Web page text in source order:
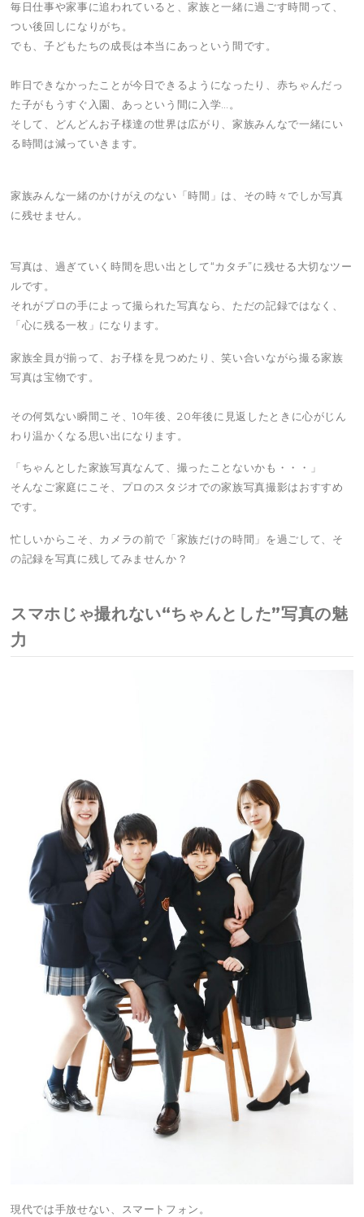
毎日仕事や家事に追われていると、家族と一緒に過ごす時間って、
つい後回しになりがち。
でも、子どもたちの成長は本当にあっという間です。
昨日できなかったことが今日できるようになったり、赤ちゃんだっ
た子がもうすぐ入園、あっという間に入学…。
そして、どんどんお子様達の世界は広がり、家族みんなで一緒にい
る時間は減っていきます。
家族みんな一緒のかけがえのない「時間」は、その時々でしか写真
に残せません。
写真は、過ぎていく時間を思い出として“カタチ”に残せる大切なツー
ルです。
それがプロの手によって撮られた写真なら、ただの記録ではなく、
「心に残る一枚」になります。
家族全員が揃って、お子様を見つめたり、笑い合いながら撮る家族
写真は宝物です。
その何気ない瞬間こそ、10年後、20年後に見返したときに心がじん
わり温かくなる思い出になります。
「ちゃんとした家族写真なんて、撮ったことないかも・・・」
そんなご家庭にこそ、プロのスタジオでの家族写真撮影はおすすめ
です。
忙しいからこそ、カメラの前で「家族だけの時間」を過ごして、そ
の記録を写真に残してみませんか？
スマホじゃ撮れない“ちゃんとした”写真の魅
力
現代では手放せない、スマートフォン。